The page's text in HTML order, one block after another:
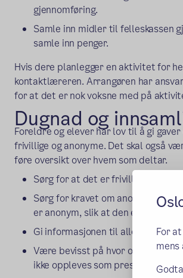
For
gjennomføring.
Samle inn midler til felleskassen
samle inn penger.
Hvis dere planlegger en aktivitet for
kontaktlæreren. Arrangøren har
for at det er nok voksne med på
Dugnad og
Foreldre og elever har lov til å gi
frivillige og anonyme. Det skal også
føre oversikt over hvem som deltar.
Sørg for at det er frivillig å delta
Sørg for kravet om anonymitet
er anonym, slik at den enkeltes
Gi informasjonen til alle i
Være bevisst på hvor og hvor ofte
ikke oppleves som press for å